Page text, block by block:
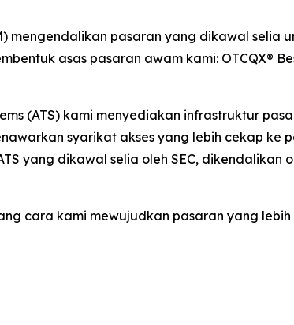
mengendalikan pasaran yang dikawal
asas pasaran awam kami: OTCQX®
(ATS) kami menyediakan infrastruktur
syarikat akses yang lebih cekap ke
yang dikawal selia oleh SEC,
cara kami mewujudkan pasaran yang